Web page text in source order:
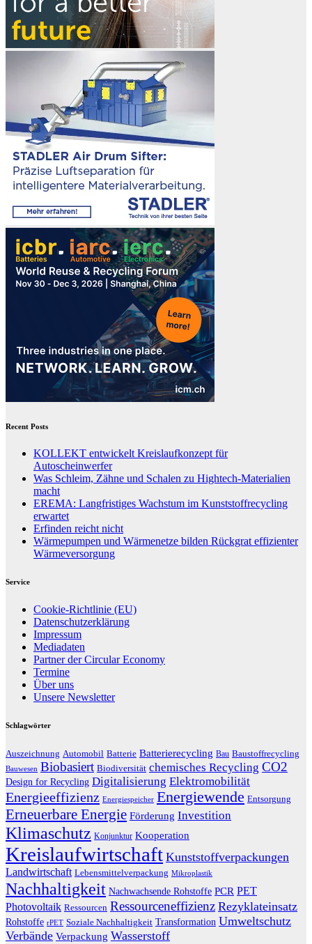
Recent Posts
KOLLEKT entwickelt Kreislaufkonzept für
Autoscheinwerfer
Was Schleim, Zähne und Schalen zu Hightech-Materialien
macht
EREMA: Langfristiges Wachstum im Kunststoffrecycling
erwartet
Erfinden reicht nicht
Wärmepumpen und Wärmenetze bilden Rückgrat effizienter
Wärmeversorgung
Service
Cookie-Richtlinie (EU)
Datenschutzerklärung
Impressum
Mediadaten
Partner der Circular Economy
Termine
Über uns
Unsere Newsletter
Schlagwörter
Auszeichnung Automobil Batterie Batterierecycling Bau Baustoffrecycling
Bauwesen Biobasiert Biodiversität chemisches Recycling CO2
Design for Recycling Digitalisierung Elektromobilität
Energieeffizienz Energiespeicher Energiewende Entsorgung
Erneuerbare Energie Förderung Investition
Klimaschutz Konjunktur Kooperation
Kreislaufwirtschaft Kunststoffverpackungen
Landwirtschaft Lebensmittelverpackung Mikroplastik
Nachhaltigkeit Nachwachsende Rohstoffe PCR PET
Photovoltaik Ressourcen Ressourceneffizienz Rezyklateinsatz
Rohstoffe rPET Soziale Nachhaltigkeit Transformation Umweltschutz
Verbände Verpackung Wasserstoff